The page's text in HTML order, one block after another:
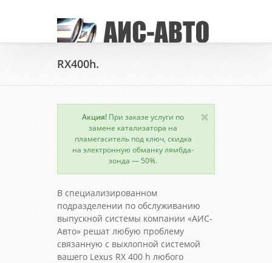
RX400h.
Акция! При заказе услуги по
замене катализатора на
пламегаситель под ключ, скидка
на электронную обманку лямбда-
зонда — 50%.
В специализированном
подразделении по обслуживанию
выпускной системы компании «АИС-
Авто» решат любую проблему
связанную с выхлопной системой
вашего Lexus RX 400 h любого